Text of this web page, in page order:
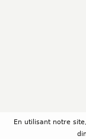
En utilisant notre